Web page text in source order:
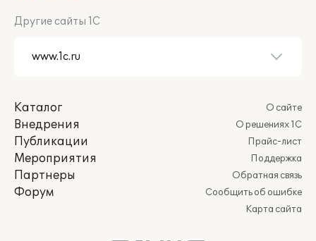
Другие сайты 1С
Каталог
Внедрения
Публикации
Мероприятия
Партнеры
Форум
О сайте
О решениях 1С
Прайс-лист
Поддержка
Обратная связь
Сообщить об ошибке
Карта сайта